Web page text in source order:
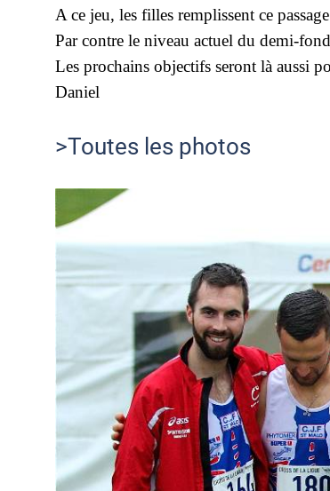
A ce jeu, les filles remplissent ce
Par contre le niveau actuel du demi-
Les prochains objectifs seront là aussi
Daniel
>Toutes les photos